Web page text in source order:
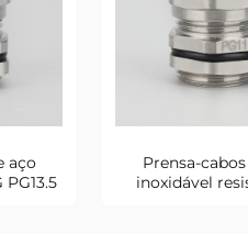
aço
Prensa-
inoxidável